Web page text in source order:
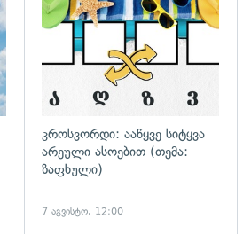
კროსვორდი: ააწყვე სიტყვა
არეული ასოებით (თემა:
ზაფხული)
7 აგვისტო, 12:00